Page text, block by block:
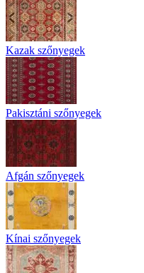
Kazak szőnyegek
Pakisztáni szőnyegek
Afgán szőnyegek
Kínai szőnyegek